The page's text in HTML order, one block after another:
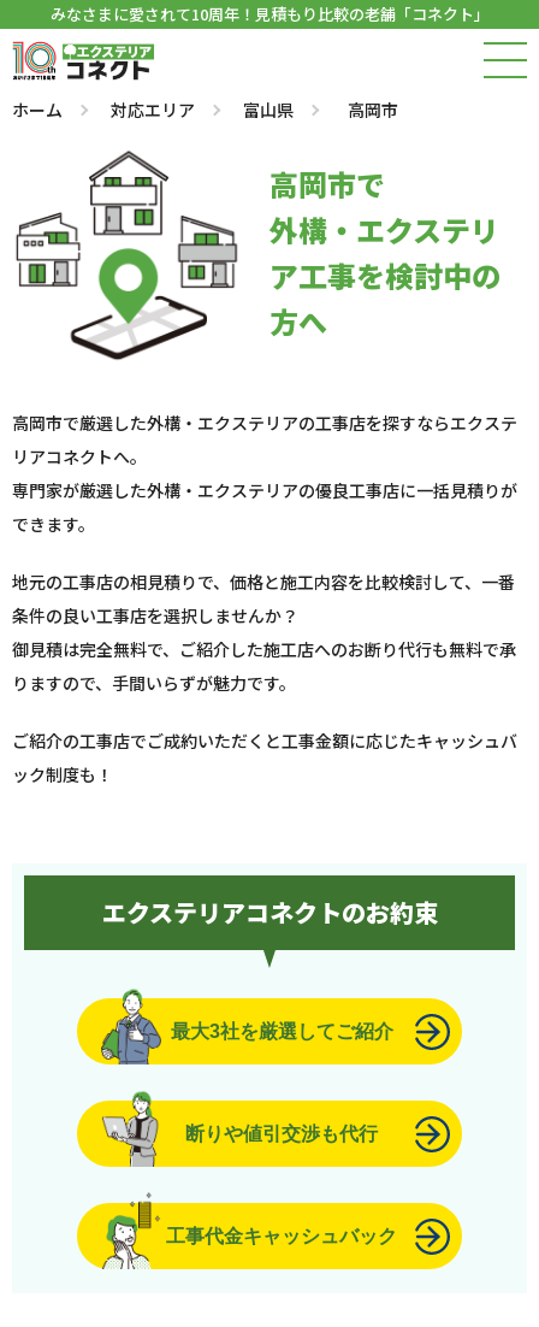
みなさまに愛されて10周年！見積もり比較の老舗「コネクト」
ホーム 対応エリア 富山県 高岡市
高岡市で
外構・エクステリ
ア工事を検討中の
方へ
高岡市で厳選した外構・エクステリアの工事店を探すならエクステ
リアコネクトへ。
専門家が厳選した外構・エクステリアの優良工事店に一括見積りが
できます。
地元の工事店の相見積りで、価格と施工内容を比較検討して、一番
条件の良い工事店を選択しませんか？
御見積は完全無料で、ご紹介した施工店へのお断り代行も無料で承
りますので、手間いらずが魅力です。
ご紹介の工事店でご成約いただくと工事金額に応じたキャッシュバ
ック制度も！
エクステリアコネクトのお約束
最大3社を厳選してご紹介
断りや値引交渉も代行
工事代金キャッシュバック